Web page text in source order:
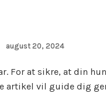
august 20, 2024
For at sikre, at din
artikel vil guide dig